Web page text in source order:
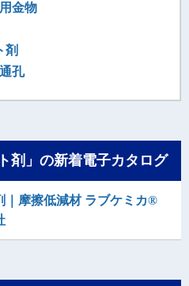
金物
剤
孔
剤」の新着電子カタログ
｜摩擦低減材 ラブケミカ®